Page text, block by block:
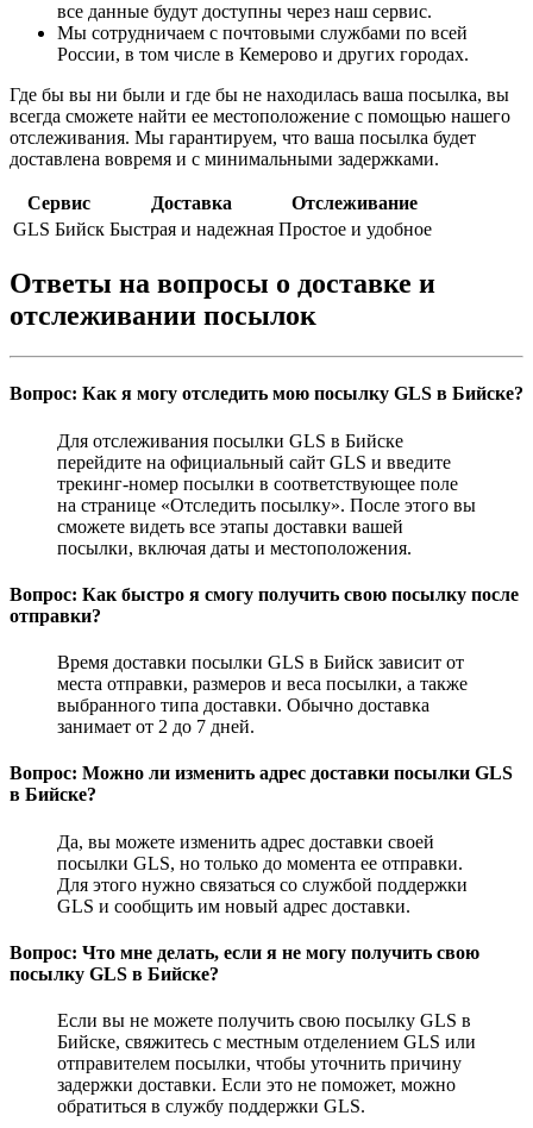
все данные будут доступны через наш сервис.
Мы сотрудничаем с почтовыми службами по всей
России, в том числе в Кемерово и других городах.
Где бы вы ни были и где бы не находилась ваша посылка, вы
всегда сможете найти ее местоположение с помощью нашего
отслеживания. Мы гарантируем, что ваша посылка будет
доставлена вовремя и с минимальными задержками.
Сервис Доставка
Отслеживание
GLS Бийск Быстрая и надежная Простое и удобное
Ответы на вопросы о доставке и
отслеживании посылок
Вопрос: Как я могу отследить мою посылку GLS в Бийске?
Для отслеживания посылки GLS в Бийске
перейдите на официальный сайт GLS и введите
трекинг-номер посылки в соответствующее поле
на странице «Отследить посылку». После этого вы
сможете видеть все этапы доставки вашей
посылки, включая даты и местоположения.
Вопрос: Как быстро я смогу получить свою посылку после
отправки?
Время доставки посылки GLS в Бийск зависит от
места отправки, размеров и веса посылки, а также
выбранного типа доставки. Обычно доставка
занимает от 2 до 7 дней.
Вопрос: Можно ли изменить адрес доставки посылки GLS
в Бийске?
Да, вы можете изменить адрес доставки своей
посылки GLS, но только до момента ее отправки.
Для этого нужно связаться со службой поддержки
GLS и сообщить им новый адрес доставки.
Вопрос: Что мне делать, если я не могу получить свою
посылку GLS в Бийске?
Если вы не можете получить свою посылку GLS в
Бийске, свяжитесь с местным отделением GLS или
отправителем посылки, чтобы уточнить причину
задержки доставки. Если это не поможет, можно
обратиться в службу поддержки GLS.